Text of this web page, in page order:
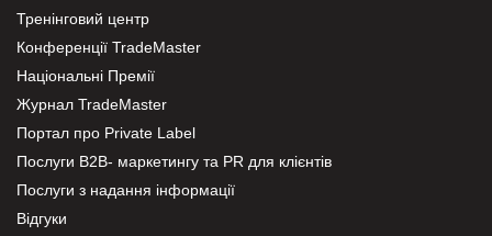
Тренінговий центр
Конференції TradeMaster
Національні Премії
Журнал TradeMaster
Портал про Private Label
Послуги В2В- маркетингу та PR для клієнтів
Послуги з надання інформації
Відгуки